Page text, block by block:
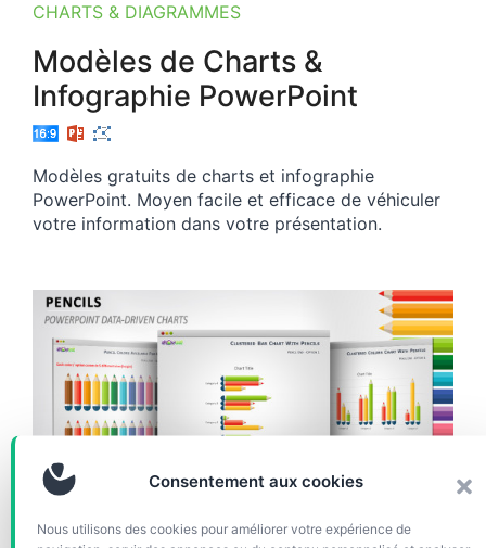
Consentement aux cookies
Nous utilisons des cookies pour améliorer votre expérience de
CHARTS & DIAGRAMMES
Modèles de Charts &
Infographie PowerPoint
Modèles gratuits de charts et infographie
PowerPoint. Moyen facile et efficace de véhiculer
votre information dans votre présentation.
CHARTS & DIAGRAMMES